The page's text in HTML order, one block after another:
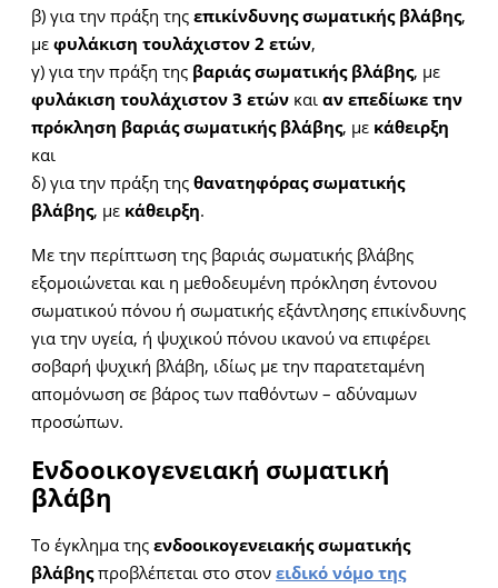
β) για την πράξη της επικίνδυνης σωματικής βλάβης,
με φυλάκιση τουλάχιστον 2 ετών,
γ) για την πράξη της βαριάς σωματικής βλάβης, με
φυλάκιση τουλάχιστον 3 ετών και αν επεδίωκε την
πρόκληση βαριάς σωματικής βλάβης, με κάθειρξη
και
δ) για την πράξη της θανατηφόρας σωματικής
βλάβης, με κάθειρξη.
Με την περίπτωση της βαριάς σωματικής βλάβης
εξομοιώνεται και η μεθοδευμένη πρόκληση έντονου
σωματικού πόνου ή σωματικής εξάντλησης επικίνδυνης
για την υγεία, ή ψυχικού πόνου ικανού να επιφέρει
σοβαρή ψυχική βλάβη, ιδίως με την παρατεταμένη
απομόνωση σε βάρος των παθόντων – αδύναμων
προσώπων.
Ενδοοικογενειακή σωματική
βλάβη
Το έγκλημα της ενδοοικογενειακής σωματικής
βλάβηςπροβλέπεται στο στον ειδικό νόμο της